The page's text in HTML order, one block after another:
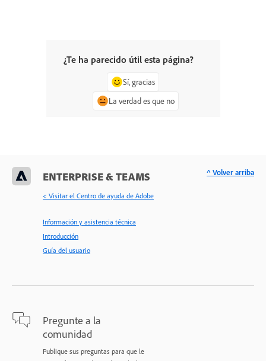
¿Te ha parecido útil esta página?
Sí, gracias
La verdad es que no
ENTERPRISE & TEAMS
< Visitar el Centro de ayuda de Adobe
Información y asistencia técnica
Introducción
Guía del usuario
Pregunte a la
comunidad
Publique sus preguntas para que le
^ Volver arriba